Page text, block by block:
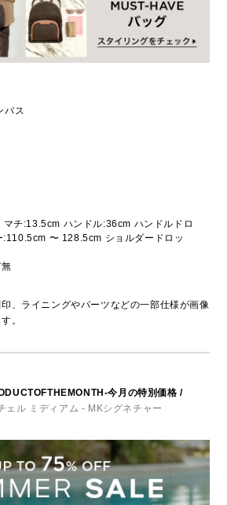
バス
チ:13.5cm ハンドル:36cm ハンドルドロ
:110.5cm 〜 128.5cm ショルダードロッ
、ライニングやパーツなどの一部仕様が画像
。
今月の特別価格 /
ェル ミディアム - MKシグネチャー